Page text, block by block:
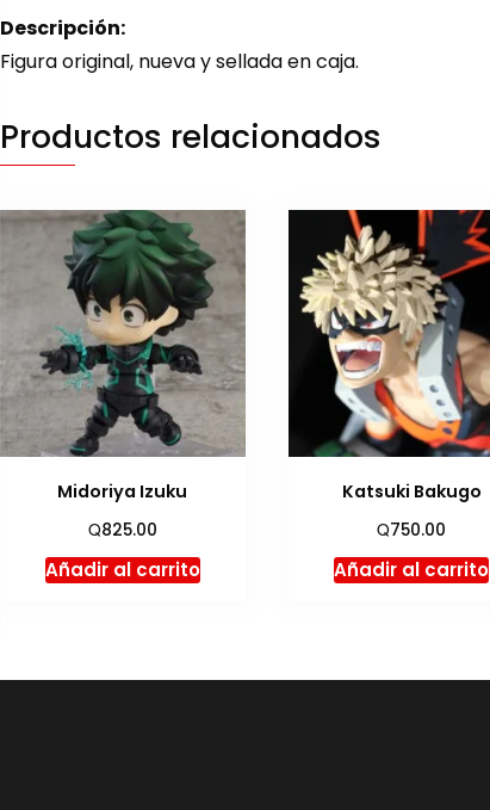
Descripción:
Figura original, nueva y sellada en caja.
Productos relacionados
Midoriya Izuku
Q825.00
Añadir al carrito
Katsuki Bakugo
Q750.00
Añadir al carrito